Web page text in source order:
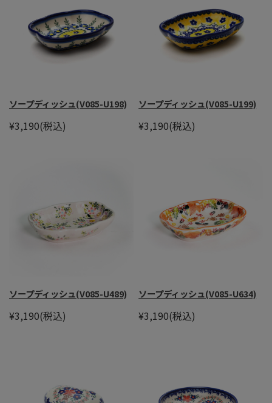
ソープディッシュ(V085-U198)
¥3,190(税込)
ソープディッシュ(V085-U199)
¥3,190(税込)
ソープディッシュ(V085-U489)
¥3,190(税込)
ソープディッシュ(V085-U634)
¥3,190(税込)